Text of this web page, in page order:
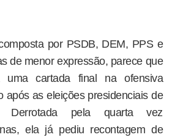
por PSDB, DEM, PPS e
de menor expressão, parece que
uma cartada final na ofensiva
após as eleições presidenciais de
Derrotada pela quarta vez
ela já pediu recontagem de